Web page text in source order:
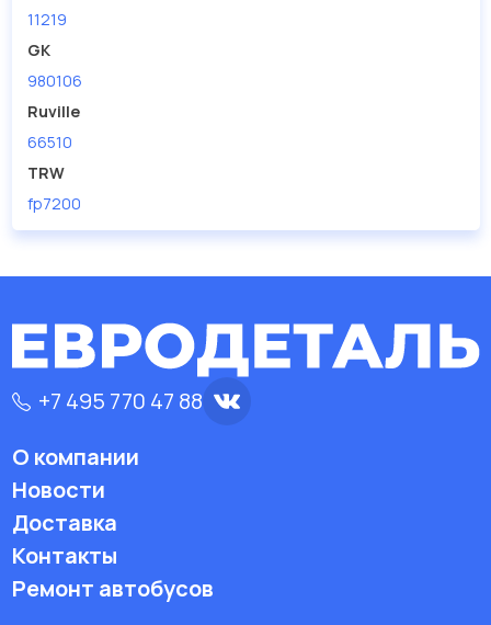
11219
GK
980106
Ruville
66510
TRW
fp7200
+7 495 770 47 88
О компании
Новости
Доставка
Контакты
Ремонт автобусов